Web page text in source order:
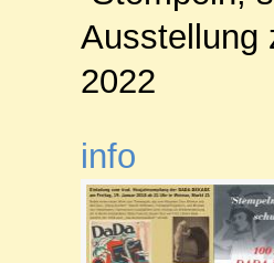
Ausstellung
2022
info